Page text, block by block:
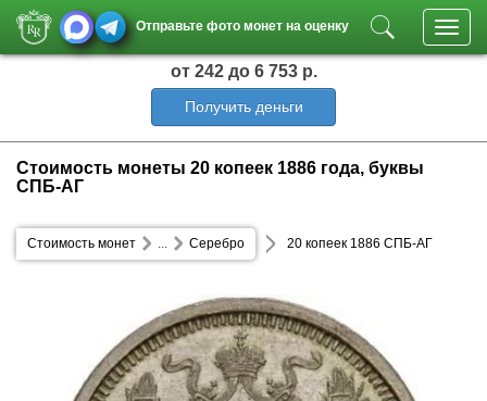
Отправьте фото монет на оценку
от 242 до 6 753 р.
Получить деньги
Стоимость монеты 20 копеек 1886 года, буквы
СПБ-АГ
Стоимость монет Серебро
... 20 копеек 1886 СПБ-АГ